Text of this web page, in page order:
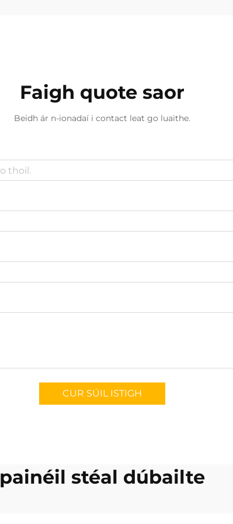
Faigh quote saor
Beidh ár n-ionadaí i contact leat go luaithe.
CUR SÚIL ISTIGH
painéil stéal dúbailte